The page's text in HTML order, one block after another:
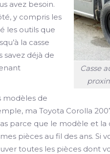
Casse
avez besoin.
y compris les
les outils que
la casse
savez déjà de
modèles de
ma Toyota Corolla
parce que le modèle et
pièces au fil des ans. Si
toutes les pièces dont